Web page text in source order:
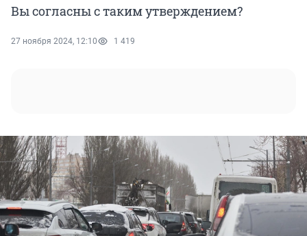
Вы согласны с таким утверждением?
27 ноября 2024, 12:10 1 419